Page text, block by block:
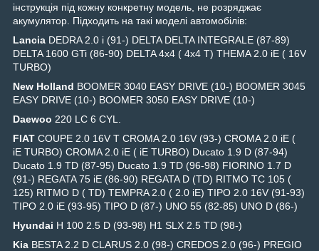
інструкція під кожну конкретну модель, не розряджає
акумулятор. Підходить на такі моделі автомобілів:
Lancia DEDRA 2.0 i (91-) DELTA DELTA INTEGRALE (87-89)
DELTA 1600 GTi (86-90) DELTA 4x4 ( 4x4 T) THEMA 2.0 iE ( 16V
TURBO)
New Holland BOOMER 3040 EASY DRIVE (10-) BOOMER 3045
EASY DRIVE (10-) BOOMER 3050 EASY DRIVE (10-)
Daewoo 220 LC 6 CYL.
FIAT COUPE 2.0 16V T CROMA 2.0 16V (93-) CROMA 2.0 iE (
iE TURBO) CROMA 2.0 iE ( iE TURBO) Ducato 1.9 D (87-94)
Ducato 1.9 TD (87-95) Ducato 1.9 TD (96-98) FIORINO 1.7 D
(91-) REGATA 75 iE (86-90) REGATA D (TD) RITMO TC 105 (
125) RITMO D ( TD) TEMPRA 2.0 ( 2.0 iE) TIPO 2.0 16V (91-93)
TIPO 2.0 iE (93-95) TIPO D (87-) UNO 55 (82-85) UNO D (86-)
Hyundai H 100 2.5 D (93-98) H1 SLX 2.5 TD (98-)
Kia BESTA 2.2 D CLARUS 2.0 (98-) CREDOS 2.0 (96-) PREGIO